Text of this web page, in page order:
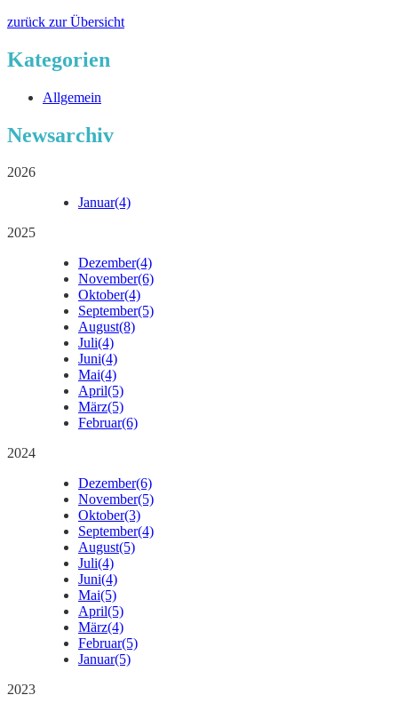
zurück zur Übersicht
Kategorien
Allgemein
Newsarchiv
2026
Januar(4)
2025
Dezember(4)
November(6)
Oktober(4)
September(5)
August(8)
Juli(4)
Juni(4)
Mai(4)
April(5)
März(5)
Februar(6)
2024
Dezember(6)
November(5)
Oktober(3)
September(4)
August(5)
Juli(4)
Juni(4)
Mai(5)
April(5)
März(4)
Februar(5)
Januar(5)
2023